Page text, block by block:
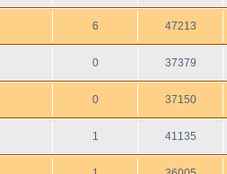
6 47213
0 37379
0 37150
1 41135